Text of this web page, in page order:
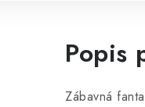
Popis
Zábavná